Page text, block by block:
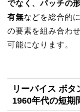
でなく、パッチの
有無などを総合的
の要素を組み合わ
可能になります。
リーバイス ボ
1960年代の短期